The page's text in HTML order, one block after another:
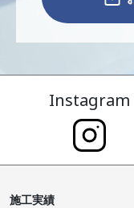
Instagram
施工実績